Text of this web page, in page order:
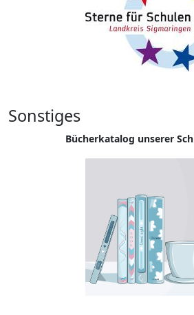
Sonstiges
Bücherkatalog unserer